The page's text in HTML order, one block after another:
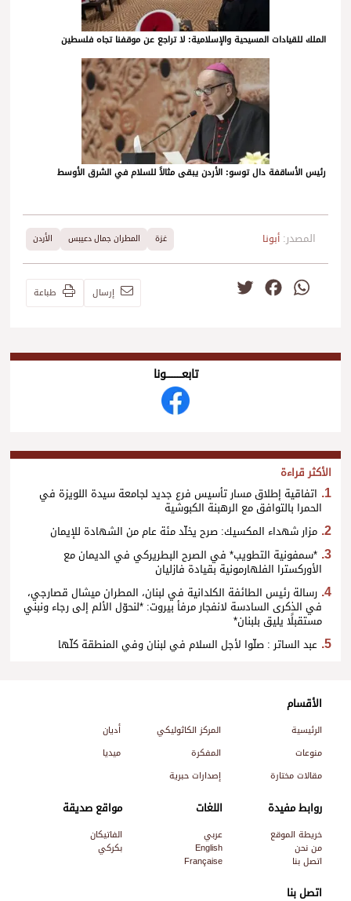
الملك للقيادات المسيحية والإسلامية: لا تراجع عن موقفنا تجاه فلسطين
رئيس الأساقفة دال توسو: الأردن يبقى مثالاً للسلام في الشرق الأوسط
المصدر: أبونا غزة المطران جمال دعيبس الأردن
WhatsApp
Facebook إرسال طباعة
تابعــــــــــونا
الأكثر قراءة
اتفاقية إطلاق مسار تأسيس فرع جديد لجامعة سيدة اللويزة في
الحمرا بالتوافق مع الرهبنة الكبوشية
مزار شهداء المكسيك: صرح يخلّد مئة عام من الشهادة للإيمان
*سمفونية التطويب* في الصرح البطريركي في الديمان مع
الأوركسترا الفلهارمونية بقيادة فازليان
رسالة رئيس الطائفة الكلدانية في لبنان، المطران ميشال قصارجي،
في الذكرى السادسة لانفجار مرفأ بيروت: *لنحوّل الألم إلى رجاء ونبني
مستقبلًا يليق بلبنان*
عبد الساتر : صلّوا لأجل السلام في لبنان وفي المنطقة كلّها
اتصل بنا
الأقسام
الرئيسية المركز الكاثوليكي
أديان
منوعات
المفكرة
ميديا
مقالات مختارة
إصدارات حبرية
روابط مفيدة
خريطة الموقع
من نحن
اتصل بنا
اللغات
عربي
English
Française
مواقع صديقة
الفاتيكان
بكركي